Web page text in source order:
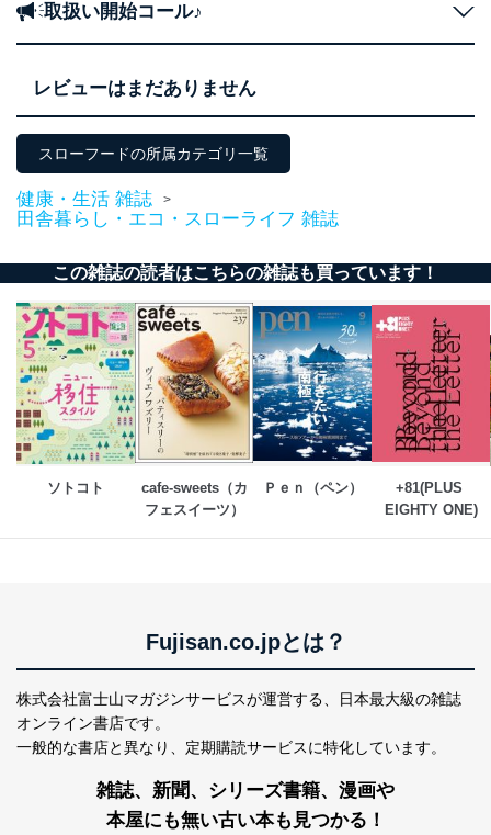
取扱い開始コール♪
レビューはまだありません
スローフードの所属カテゴリ一覧
健康・生活 雑誌 >
田舎暮らし・エコ・スローライフ 雑誌
この雑誌の読者はこちらの雑誌も買っています！
ソトコト
cafe-sweets（カ
フェスイーツ）
Ｐｅｎ（ペン）
+81(PLUS
EIGHTY ONE)
Fujisan.co.jpとは？
株式会社富士山マガジンサービスが運営する、
日本最大級の雑誌
オンライン書店です。
一般的な書店と異なり、 定期購読サービスに特化しています。
雑誌、新聞、シリーズ書籍、漫画や
本屋にも無い古い本も見つかる！